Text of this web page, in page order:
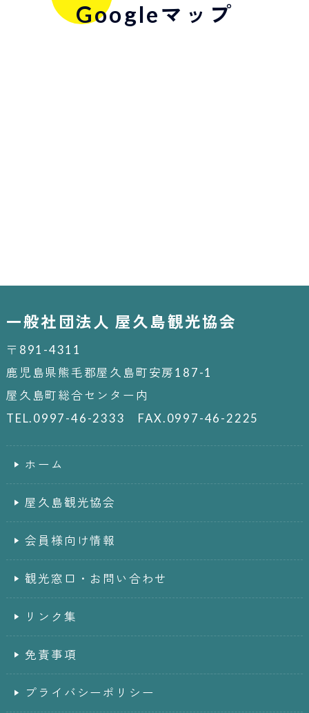
Googleマップ
一般社団法人 屋久島観光協会
〒891-4311
鹿児島県熊毛郡屋久島町安房187-1
屋久島町総合センター内
TEL.0997-46-2333 FAX.0997-46-2225
ホーム
屋久島観光協会
会員様向け情報
観光窓口・お問い合わせ
リンク集
免責事項
プライバシーポリシー